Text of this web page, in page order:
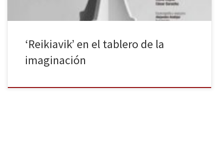
‘Reikiavik’ en el tablero de la
imaginación